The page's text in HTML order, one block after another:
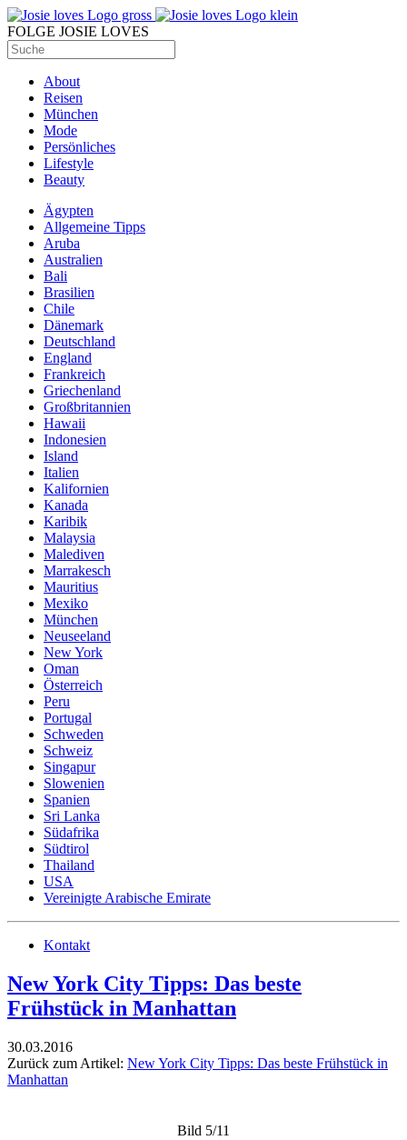
FOLGE JOSIE LOVES
About
Reisen
München
Mode
Persönliches
Lifestyle
Beauty
Ägypten
Allgemeine Tipps
Aruba
Australien
Bali
Brasilien
Chile
Dänemark
Deutschland
England
Frankreich
Griechenland
Großbritannien
Hawaii
Indonesien
Island
Italien
Kalifornien
Kanada
Karibik
Malaysia
Malediven
Marrakesch
Mauritius
Mexiko
München
Neuseeland
New York
Oman
Österreich
Peru
Portugal
Schweden
Schweiz
Singapur
Slowenien
Spanien
Sri Lanka
Südafrika
Südtirol
Thailand
USA
Vereinigte Arabische Emirate
Kontakt
New York City Tipps: Das beste
Frühstück in Manhattan
30.03.2016
Zurück zum Artikel: New York City Tipps: Das beste Frühstück in
Manhattan
Bild 5/11